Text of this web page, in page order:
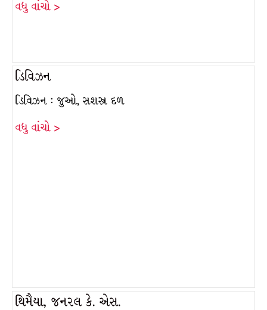
વધુ વાંચો >
ડિવિઝન
ડિવિઝન : જુઓ, સશસ્ત્ર દળ
વધુ વાંચો >
થિમૈયા, જનરલ કે. એસ.